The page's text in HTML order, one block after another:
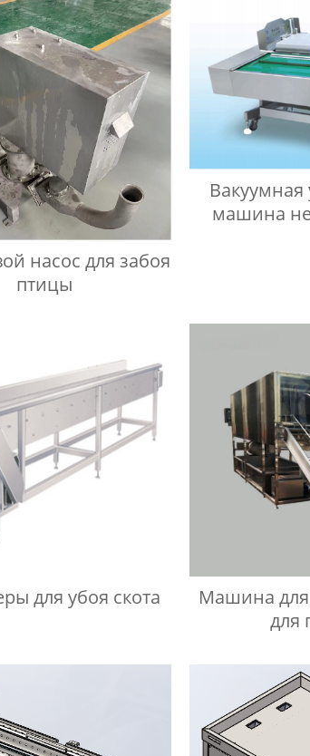
насос для забоя
птицы
Вакуумная
машина
для убоя скота
Машина для
для